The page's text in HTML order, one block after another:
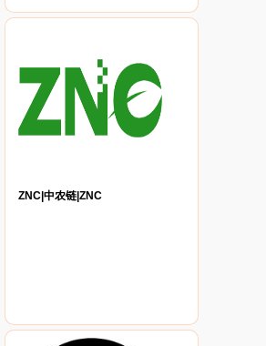
ZNC|中农链|ZNC